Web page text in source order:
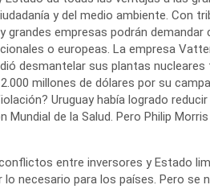
y del medio ambiente. Con
empresas podrán
o europeas. La empresa
desmantelar sus plantas
millones de dólares por su
Uruguay había logrado
de la Salud. Pero Philip
entre inversores y Estado
necesario para los países. Pero se